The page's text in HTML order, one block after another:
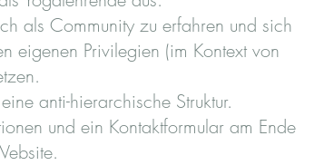
als Community zu erfahren und sich
eigenen Privilegien (im Kontext von
anti-hierarchische Struktur.
und ein Kontaktformular am Ende